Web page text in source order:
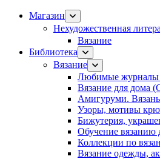
Магазин
Нехудожественная
Вязание
Библиотека
Вязание
Любимые журналы
Вязание для дома
Амигуруми.
Узоры, мотивы
Бижутерия,
Обучение
Коллекции по
Вязание одежды,